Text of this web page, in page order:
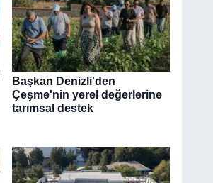
Başkan Denizli'den
Çeşme'nin yerel değerlerine
tarımsal destek